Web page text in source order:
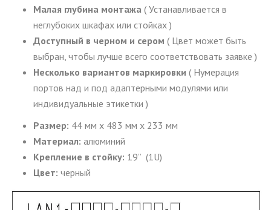
Малая глубина монтажа ( Устанавливается в
неглубоких шкафах или стойках )
Доступный в черном и сером ( Цвет может быть
выбран, чтобы лучше всего соответствовать заявке )
Несколько вариантов маркировки ( Нумерация
портов над и под адаптерными модулями или
индивидуальные этикетки )
Размер: 44 мм x 483 мм x 233 мм
Материал: алюминий
Крепление в стойку: 19’’ (1U)
Цвет: черный